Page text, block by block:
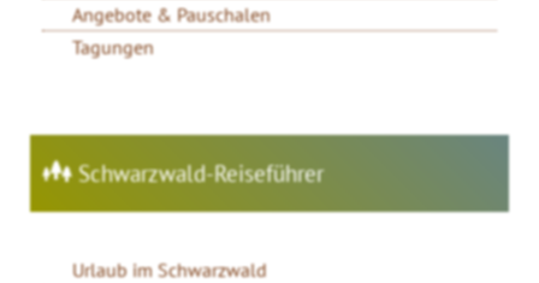
Angebote & Pauschalen
Tagungen
Schwarzwald-Reiseführer
Urlaub im Schwarzwald